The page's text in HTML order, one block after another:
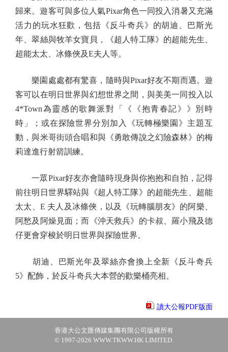
歸來。遊客可與多位人氣Pixar角色一同投入消暑又充滿
活力的玩水狂歡，包括《反斗奇兵》的胡迪、巴斯光
年、翠絲與牧羊女寶貝，《超人特工隊》的超能先生、
超能太太、冰條俠及E夫人等。
樂園處處都有驚喜，隨時與Pixar好友不期而遇。遊
客可以在明日世界與幻想世界之間，與美美一同投入以
4*Town為靈感的歌舞派對「《《抱青春記》》別時
時」；或在探險世界分別加入《玩轉極樂園》主題互
動，與米哥街頭合唱和與《勇敢傳說之幻險森林》的梅
莉達進行射箭訓練。
一眾Pixar好友亦會隨時現身與你抱抱和自拍，記得
前往明日世界驛站與《超人特工隊》的超能先生、超能
太太、E 夫人及冰條俠，以及《玩轉腦朋友》的阿樂、
阿愁及阿燥見面；而《沖天救兵》的卡叔、羅小飛及德
仔更會穿梭於明日世界與探險世界。
胡迪、巴斯光年及翠絲亦會換上全新《反斗奇兵
5》配飾，於反斗奇兵大本營的歡樂桶亮相。
讀大公報PDF版面
香港大公文匯傳媒集團有限公司版權所有
© 1997-2026 WWW.TKWW.HK LIMITED.